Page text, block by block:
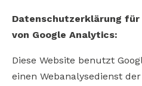
Datenschutzerklärung für
von Google Analytics:
Diese Website benutzt
einen Webanalysedienst